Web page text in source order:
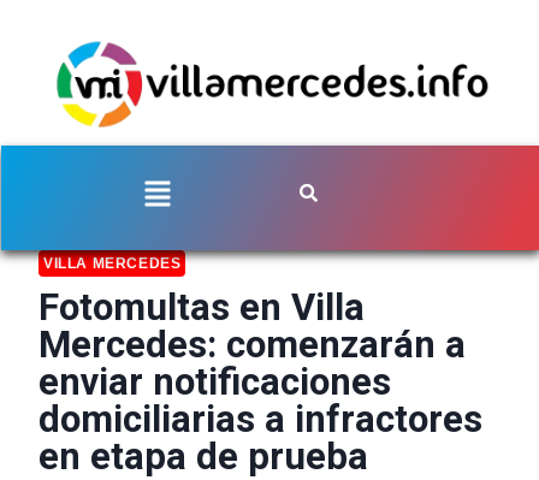
VILLA MERCEDES
Fotomultas en Villa
Mercedes: comenzarán a
enviar notificaciones
domiciliarias a infractores
en etapa de prueba